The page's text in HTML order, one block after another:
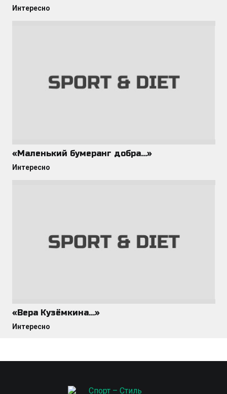
Интересно
«Маленький бумеранг добра…»
Интересно
«Вера Кузёмкина…»
Интересно